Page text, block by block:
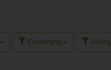
Ernährung